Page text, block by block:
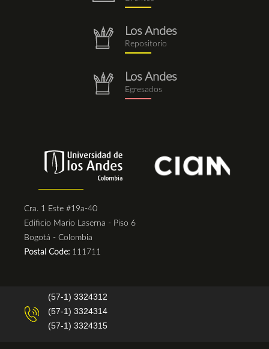
repositorio.png
Los Andes
Repositorio
repositorio.png
Los Andes
Egresados
Cra. 1 Este #19a-40
Edificio Mario Laserna - Piso 6
Bogotá - Colombia
Postal Code: 111711
(57-1) 3324312
(57-1) 3324314
(57-1) 3324315